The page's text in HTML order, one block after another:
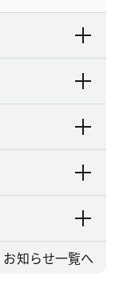
お知らせ一覧へ